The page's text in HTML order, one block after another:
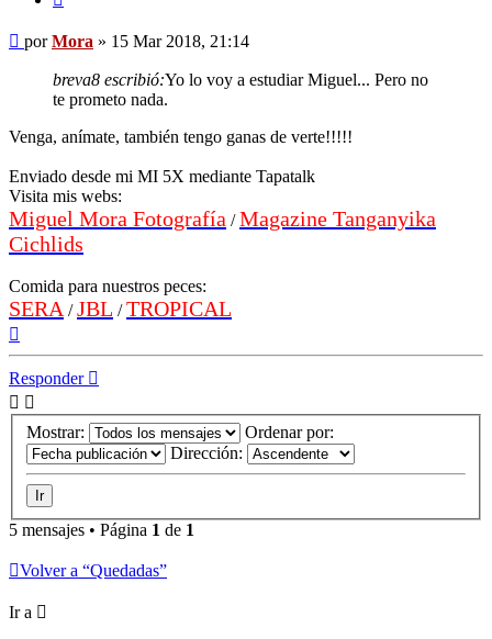
Mensaje
porMora » 15 Mar 2018, 21:14
breva8 escribió:Yo lo voy a estudiar Miguel... Pero no
te prometo nada.
Venga, anímate, también tengo ganas de verte!!!!!
Enviado desde mi MI 5X mediante Tapatalk
Visita mis webs:
Miguel Mora Fotografía /Magazine Tanganyika
Cichlids
Comida para nuestros peces:
SERA /JBL /TROPICAL
Responder
Mostrar:
Ordenar por:
Dirección:
5 mensajes • Página 1 de 1
Volver a “Quedadas”
Ir a